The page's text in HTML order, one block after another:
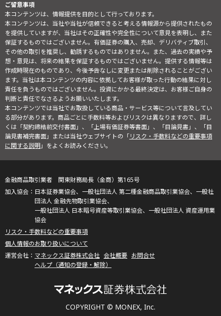
ご留意事項
本コンテンツは、情報提供を目的として行っております。
本コンテンツは、当社や当社が信頼できると考える情報源から提供されたもの
を提供していますが、当社はその正確性や完全性について意見を表明し、また
保証するものではございません。有価証券の購入、売却、デリバティブ取引、
その他の取引を推奨し、勧誘するものではありません。また、過去の実績や予
想・意見は、将来の結果を保証するものではございません。提供する情報等は
作成時現在のものであり、今後予告なしに変更または削除されることがござい
ます。当社は本コンテンツの内容に依拠してお客様が取った行動の結果に対し
責任を負うものではございません。投資にかかる最終決定は、お客様ご自身の
判断と責任でなさるようお願いいたします。
本コンテンツでは当社でお取扱している商品・サービス等について言及してい
る部分があります。商品ごとに手数料等およびリスクは異なりますので、詳し
くは「契約締結前交付書面」、「上場有価証券等書面」、「目論見書」、「目
論見書補完書面」または当社ウェブサイトの「リスク・手数料などの重要事項
に関する説明」をよくお読みください。
COPYRIGHT © MONEX, Inc.
金融商品取引業者 関東財務局長（金商）第165号
日本証券業協会、一般社団法人 第二種金融商品取引業協会、一般社
団法人 金融先物取引業協会、
一般社団法人 日本暗号資産等取引業協会、一般社団法人 資産運用業
協会
リスク・手数料などの重要事項
個人情報のお取り扱いについて
マネックス証券株式会社 会社概要 お問合せ
ヘルプ（通知の登録・解除）